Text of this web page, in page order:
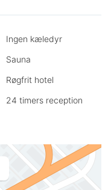
Ingen kæledyr
Sauna
Røgfrit hotel
24 timers reception